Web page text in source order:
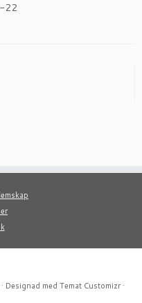
22
· Designad med Temat Customizr·